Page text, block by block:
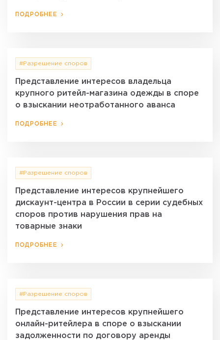
ПОДРОБНЕЕ
#Разрешение споров
Представление интересов владельца
крупного ритейл-магазина одежды в споре
о взыскании неотработанного аванса
ПОДРОБНЕЕ
#Разрешение споров
Представление интересов крупнейшего
дискаунт-центра в России в серии судебных
споров против нарушения прав на
товарные знаки
ПОДРОБНЕЕ
#Разрешение споров
Представление интересов крупнейшего
онлайн-ритейлера в споре о взыскании
задолженности по договору аренды